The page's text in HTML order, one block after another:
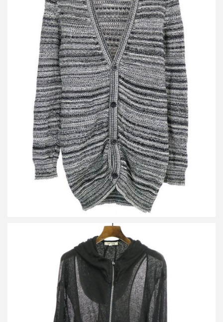
サイレント ダミールドーマ ジャガード編みコットンカーディガン
買取金額 1,500円
詳しく見る